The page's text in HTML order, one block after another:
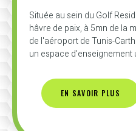
Située au sein du Golf
hâvre de paix, à 5mn de la
de l'aéroport de Tunis-
un espace d'enseignement
EN SAVOIR PLUS